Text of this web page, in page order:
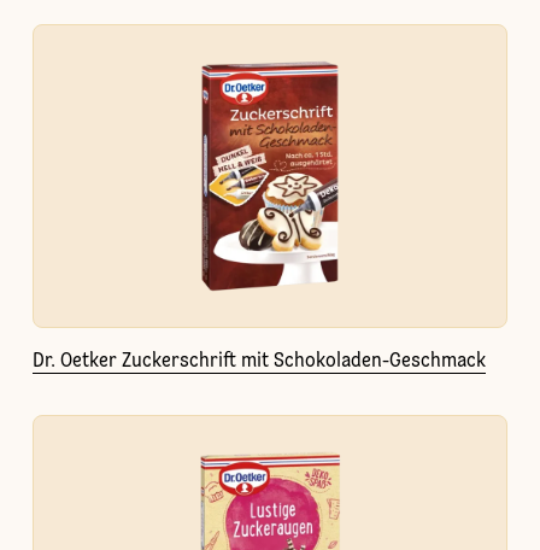
Dr. Oetker Zuckerschrift mit Schokoladen-Geschmack